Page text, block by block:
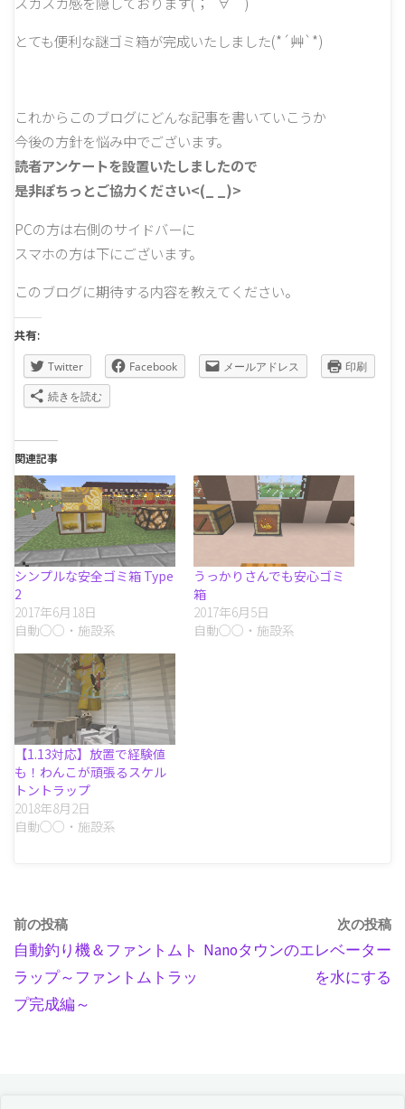
とても便利な謎ゴミ箱が完成いたしました(*´艸`*)
これからこのブログにどんな記事を書いていこうか
今後の方針を悩み中でございます。
読者アンケートを設置いたしましたので
是非ぽちっとご協力ください<(_ _)>
PCの方は右側のサイドバーに
スマホの方は下にございます。
このブログに期待する内容を教えてください。
共有:
Twitter Facebook メールアドレス
印刷
続きを読む
関連記事
シンプルな安全ゴミ箱 Type
2
2017年6月18日
自動○○・施設系
うっかりさんでも安心ゴミ
箱
2017年6月5日
自動○○・施設系
【1.13対応】放置で経験値
も！わんこが頑張るスケル
トントラップ
2018年8月2日
自動○○・施設系
前の投稿
自動釣り機＆ファントムト
ラップ～ファントムトラッ
プ完成編～
次の投稿
Nanoタウンのエレベーター
を水にする